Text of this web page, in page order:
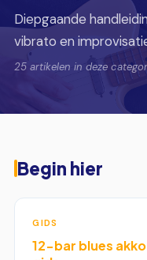
Diepgaande
vibrato en
25 artikelen in deze
Begin hier
GIDS
12-bar blues